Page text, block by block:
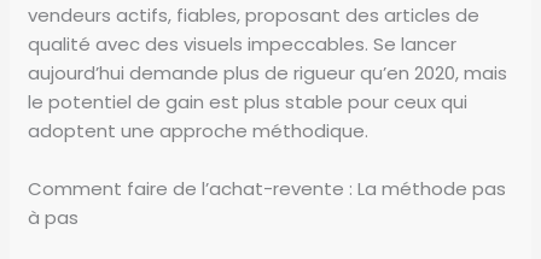
vendeurs actifs, fiables, proposant des articles de
qualité avec des visuels impeccables. Se lancer
aujourd’hui demande plus de rigueur qu’en 2020, mais
le potentiel de gain est plus stable pour ceux qui
adoptent une approche méthodique.
Comment faire de l’achat-revente : La méthode pas
à pas